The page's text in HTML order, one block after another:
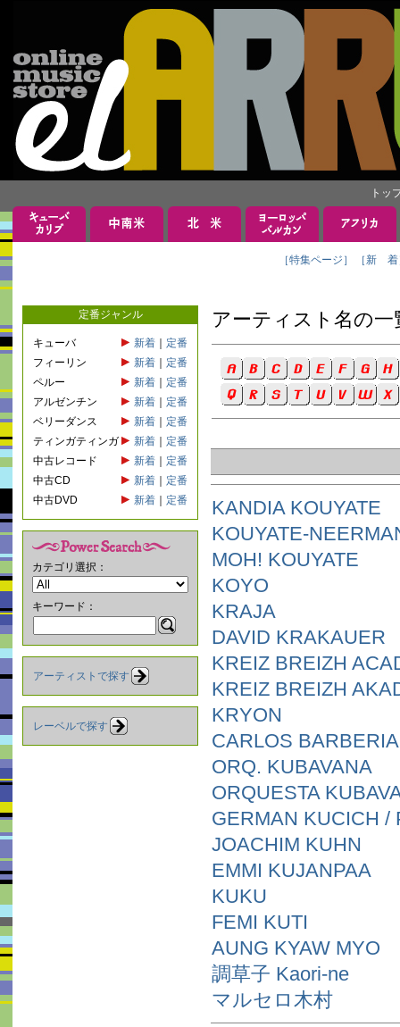
トッ
［特集ページ］ ［新 着
定番ジャンル
キューバ 新着
定番
フィーリン
新着
定番
ペルー
新着
定番
アルゼンチン
新着
定番
ベリーダンス
新着
定番
ティンガティンガ
新着
定番
中古レコード
新着
定番
中古CD
新着
定番
中古DVD
新着 定番
カテゴリ選択：
キーワード：
アーティストで探す
レーベルで探す
アーティスト名の
KANDIA KOUYATE
KOUYATE-
MOH! KOUYATE
KOYO
KRAJA
DAVID KRAKAUER
KREIZ BREIZH
KREIZ BREIZH
KRYON
CARLOS
ORQ. KUBAVANA
ORQUESTA
GERMAN KUCICH /
JOACHIM KUHN
EMMI KUJANPAA
KUKU
FEMI KUTI
AUNG KYAW MYO
調草子 Kaori-ne
マルセロ木村